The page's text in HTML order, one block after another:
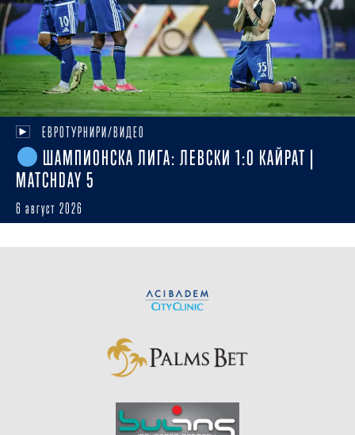
ЕВРОТУРНИРИ/ВИДЕО
ШАМПИОНСКА ЛИГА: ЛЕВСКИ 1:0 КАЙРАТ |
MATCHDAY 5
6 август 2026